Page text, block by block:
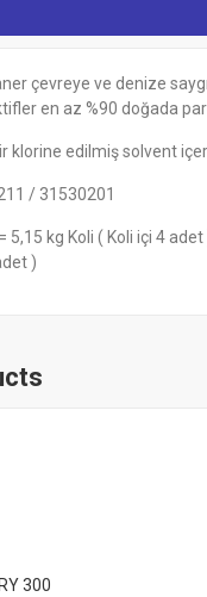
çevreye ve denize
en az %90 doğada
klorine edilmiş solvent
/ 31530201
5,15 kg Koli ( Koli içi 4
)
300